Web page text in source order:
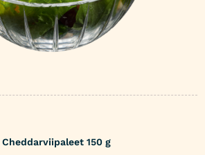
Cheddarviipaleet 150 g